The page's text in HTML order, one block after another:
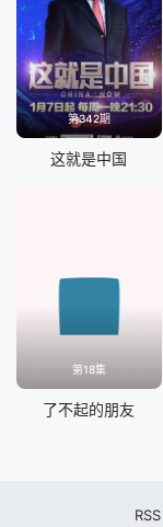
第342期
这就是中国
第18集
了不起的朋友
RSS